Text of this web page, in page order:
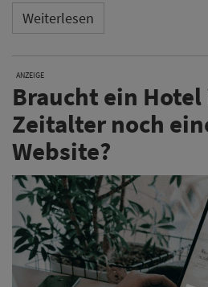
Weiterlesen
ANZEIGE
Braucht ein Hotel
Zeitalter noch
Website?